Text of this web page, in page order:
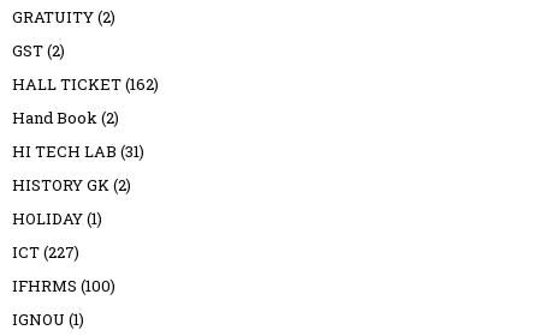
GRATUITY(2)
GST(2)
HALL TICKET(162)
Hand Book(2)
HI TECH LAB (31)
HISTORY GK(2)
HOLIDAY(1)
ICT(227)
IFHRMS (100)
IGNOU (1)